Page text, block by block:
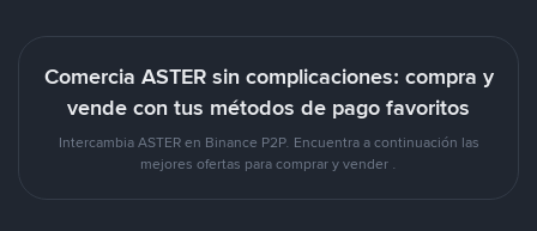
Comercia ASTER sin complicaciones: compra y
vende con tus métodos de pago favoritos
Intercambia ASTER en Binance P2P. Encuentra a continuación las
mejores ofertas para comprar y vender .